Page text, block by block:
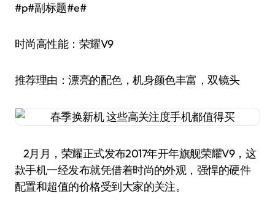
#p#副标题#e#
时尚高性能：荣耀V9
推荐理由：漂亮的配色，机身颜色丰富，双镜头
2月月，荣耀正式发布2017年开年旗舰荣耀V9，这
款手机一经发布就凭借着时尚的外观，强悍的硬件
配置和超值的价格受到大家的关注。